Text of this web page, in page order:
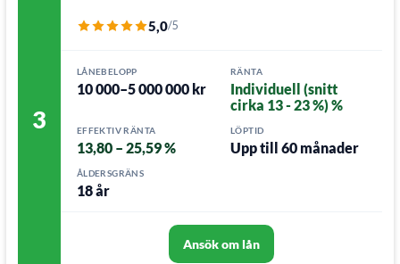
3
5,0/5
LÅNEBELOPP
10 000–5 000 000 kr
RÄNTA
Individuell (snitt
cirka 13 - 23 %) %
EFFEKTIV RÄNTA
13,80 – 25,59 %
LÖPTID
Upp till 60 månader
ÅLDERSGRÄNS
18 år
Ansök om lån